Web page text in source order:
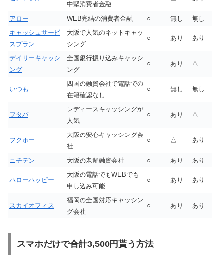
中堅消費者金融
アロー WEB完結の消費者金融 ○ 無し
無し
キャッシュサービ
スプラン
大阪で人気のネットキャッ
シング
○ あり あり
デイリーキャッシ
ング
全国銀行振り込みキャッシ
ング
○ あり △
いつも
四国の融資会社で電話での
在籍確認なし
○ 無し 無し
フタバ
レディースキャッシングが
人気
○ あり △
フクホー
大阪の安心キャッシング会
社
○ △ あり
ニチデン 大阪の老舗融資会社 ○ あり あり
ハローハッピー
大阪の電話でもWEBでも
申し込み可能
○ あり あり
スカイオフィス
福岡の全国対応キャッシン
グ会社
○ あり あり
スマホだけで合計3,500円貰う方法